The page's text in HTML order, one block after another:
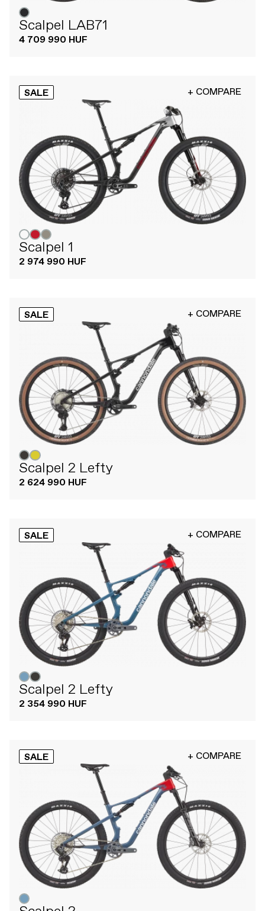
Scalpel LAB71
4 709 990 HUF
SALE + COMPARE
Scalpel 1
2 974 990 HUF
SALE + COMPARE
Scalpel 2 Lefty
2 624 990 HUF
SALE + COMPARE
Scalpel 2 Lefty
2 354 990 HUF
SALE + COMPARE